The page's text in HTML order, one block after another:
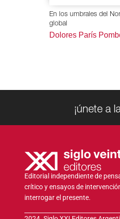
En los umbrales del
global
Dolores París
¡únete a
Editorial independiente de
crítico y ensayos de
interrogar el presente.